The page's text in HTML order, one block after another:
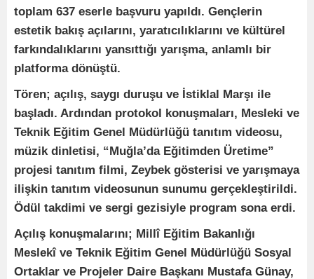
toplam 637 eserle başvuru yapıldı. Gençlerin
estetik bakış açılarını, yaratıcılıklarını ve kültürel
farkındalıklarını yansıttığı yarışma, anlamlı bir
platforma dönüştü.
Tören; açılış, saygı duruşu ve İstiklal Marşı ile
başladı. Ardından protokol konuşmaları, Mesleki ve
Teknik Eğitim Genel Müdürlüğü tanıtım videosu,
müzik dinletisi, “Muğla’da Eğitimden Üretime”
projesi tanıtım filmi, Zeybek gösterisi ve yarışmaya
ilişkin tanıtım videosunun sunumu gerçekleştirildi.
Ödül takdimi ve sergi gezisiyle program sona erdi.
Açılış konuşmalarını; Millî Eğitim Bakanlığı
Meslekî ve Teknik Eğitim Genel Müdürlüğü Sosyal
Ortaklar ve Projeler Daire Başkanı Mustafa Günay,